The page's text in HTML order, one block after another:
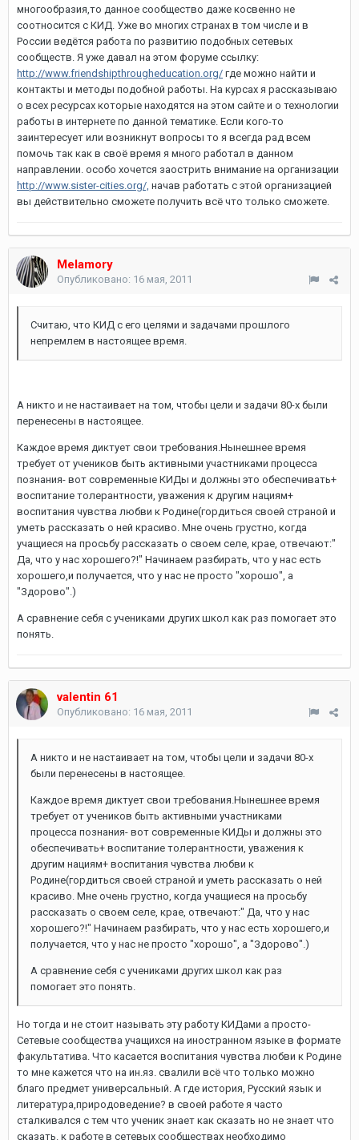
многообразия,то данное сообщество даже косвенно не
соотносится с КИД. Уже во многих странах в том числе и в
России ведётся работа по развитию подобных сетевых
сообществ. Я уже давал на этом форуме ссылку:
http://www.friendshipthrougheducation.org/ где можно найти и
контакты и методы подобной работы. На курсах я рассказываю
о всех ресурсах которые находятся на этом сайте и о технологии
работы в интернете по данной тематике. Если кого-то
заинтересует или возникнут вопросы то я всегда рад всем
помочь так как в своё время я много работал в данном
направлении. особо хочется заострить внимание на организации
http://www.sister-cities.org/, начав работать с этой организацией
вы действительно сможете получить всё что только сможете.
Melamory
Опубликовано: 16 мая, 2011
Считаю, что КИД с его целями и задачами прошлого
непремлем в настоящее время.
А никто и не настаивает на том, чтобы цели и задачи 80-х были
перенесены в настоящее.
Каждое время диктует свои требования.Нынешнее время
требует от учеников быть активными участниками процесса
познания- вот современные КИДы и должны это обеспечивать+
воспитание толерантности, уважения к другим нациям+
воспитания чувства любви к Родине(гордиться своей страной и
уметь рассказать о ней красиво. Мне очень грустно, когда
учащиеся на просьбу рассказать о своем селе, крае, отвечают:"
Да, что у нас хорошего?!" Начинаем разбирать, что у нас есть
хорошего,и получается, что у нас не просто "хорошо", а
"Здорово".)
А сравнение себя с учениками других школ как раз помогает это
понять.
valentin 61
Опубликовано: 16 мая, 2011
А никто и не настаивает на том, чтобы цели и задачи 80-х
были перенесены в настоящее.
Каждое время диктует свои требования.Нынешнее время
требует от учеников быть активными участниками
процесса познания- вот современные КИДы и должны это
обеспечивать+ воспитание толерантности, уважения к
другим нациям+ воспитания чувства любви к
Родине(гордиться своей страной и уметь рассказать о ней
красиво. Мне очень грустно, когда учащиеся на просьбу
рассказать о своем селе, крае, отвечают:" Да, что у нас
хорошего?!" Начинаем разбирать, что у нас есть хорошего,и
получается, что у нас не просто "хорошо", а "Здорово".)
А сравнение себя с учениками других школ как раз
помогает это понять.
Но тогда и не стоит называть эту работу КИДами а просто-
Сетевые сообщества учащихся на иностранном языке в формате
факультатива. Что касается воспитания чувства любви к Родине
то мне кажется что на ин.яз. свалили всё что только можно
благо предмет универсальный. А где история, Русский язык и
литература,природоведение? в своей работе я часто
сталкивался с тем что ученик знает как сказать но не знает что
сказать. к работе в сетевых сообществах необходимо